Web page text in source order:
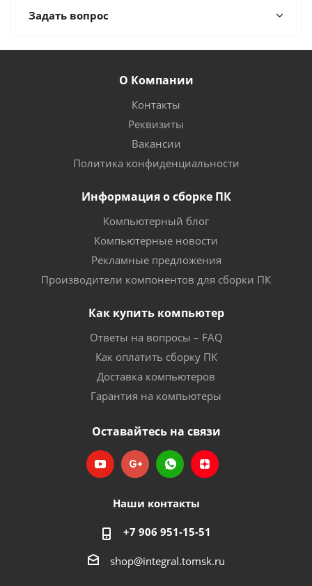
Задать вопрос
О Компании
Контакты
Реквизиты
Вакансии
Политика конфиденциальности
Информация о сборке ПК
Компьютерный блог
Компьютерные новости
Рекламные предложения
Производители компонентов для сборки ПК
Как купить компьютер
Ответы на вопросы – FAQ
Как оплатить сборку ПК
Доставка компьютеров
Гарантия на компьютеры
Оставайтесь на связи
Наши контакты
+7 906 951-15-51
shop@integral.tomsk.ru